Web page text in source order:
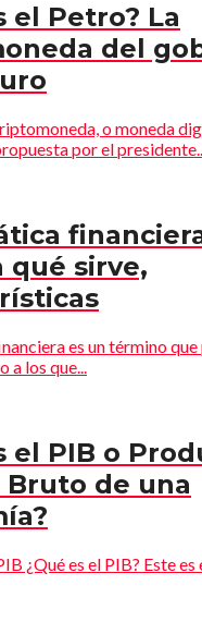
el Petro? La
del
o moneda
por el
qué sirve,
es un término que
a los que...
el PIB o
de una
¿Qué es el PIB? Este